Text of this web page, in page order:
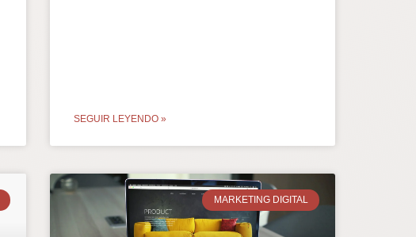
SEGUIR LEYENDO »
MARKETING DIGITAL